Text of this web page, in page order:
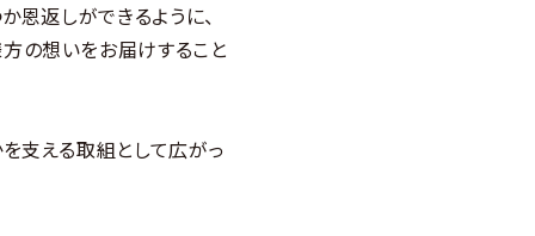
恩返しができるように、
の想いをお届けすること
支える取組として広がっ